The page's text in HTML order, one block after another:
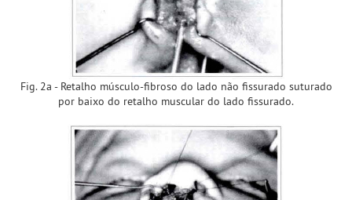
Fig. 2a - Retalho músculo-fibroso do lado não fissurado suturado
por baixo do retalho muscular do lado fissurado.